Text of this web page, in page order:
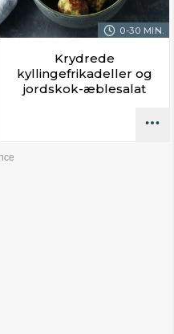
0-30 MIN.
Krydrede
kyllingefrikadeller og
jordskok-æblesalat